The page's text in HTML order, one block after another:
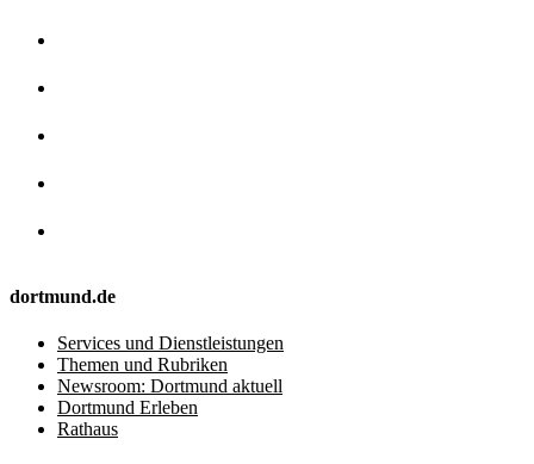
dortmund.de
Services und Dienstleistungen
Themen und Rubriken
Newsroom: Dortmund aktuell
Dortmund Erleben
Rathaus